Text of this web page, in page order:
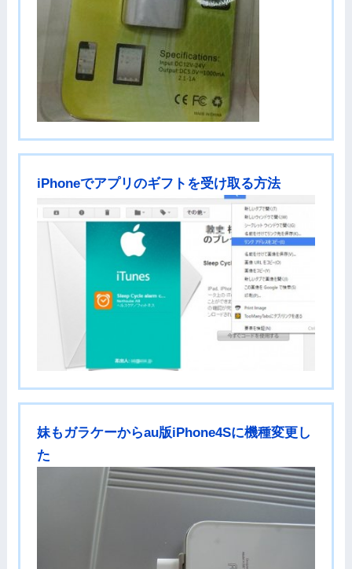
iPhoneでアプリのギフトを受け取る方法
妹もガラケーからau版iPhone4Sに機種変更し
た